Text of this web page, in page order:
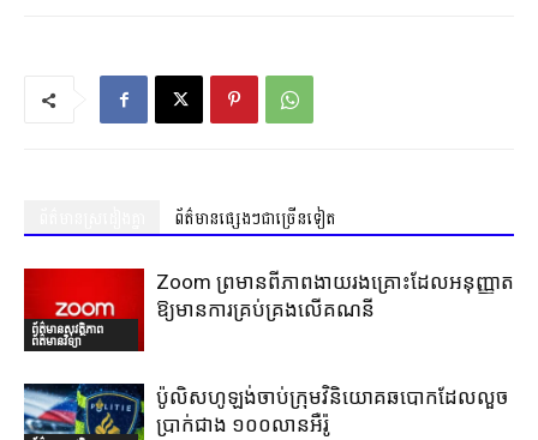
ព័ត៌មានផ្សេងៗជាច្រើនទៀត
ព័ត៌មានសុវត្ថិភាព
ព័ត៌មានវិទ្យា
Zoom ព្រមានពីភាពងាយរងគ្រោះដែលអនុញ្ញាត
ឱ្យមានការគ្រប់គ្រងលើគណនី
ប៉ូលិសហូឡង់ចាប់ក្រុមវិនិយោគឆបោកដែលលួច
ប្រាក់ជាង ១០០លានអឺរ៉ូ